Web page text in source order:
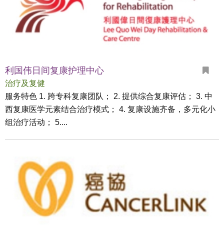
利国伟日间复康护理中心
治疗及复健
服务特色 1. 跨专科复康团队； 2. 提供综合复康评估； 3. 中
西复康医学元素结合治疗模式； 4. 复康设施齐备，多元化小
组治疗活动； 5....